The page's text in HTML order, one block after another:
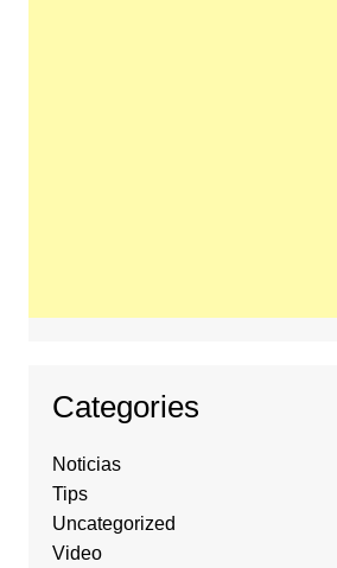
Categories
Noticias
Tips
Uncategorized
Video